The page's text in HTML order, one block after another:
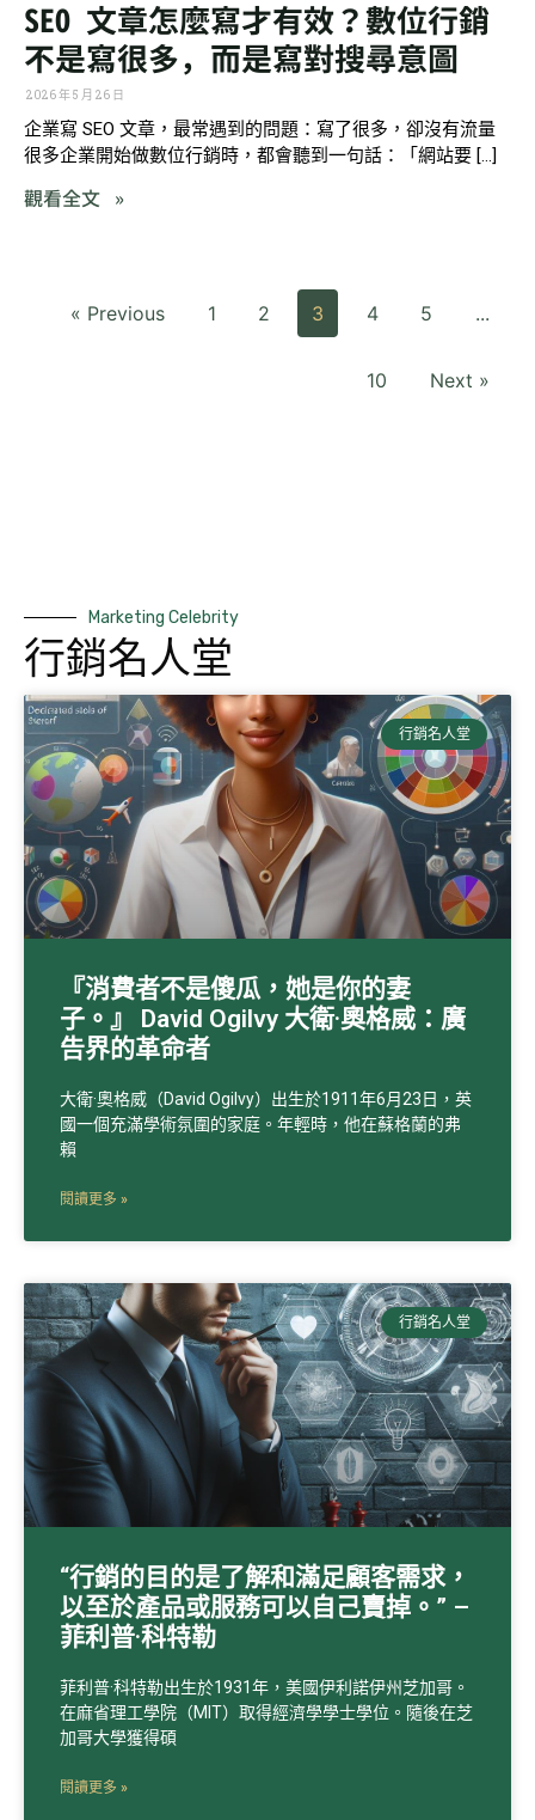
SEO 文章怎麼寫才有效？數位行銷
不是寫很多，而是寫對搜尋意圖
2026 年 5 月 26 日
企業寫 SEO 文章，最常遇到的問題：寫了很多，卻沒有流量
很多企業開始做數位行銷時，都會聽到一句話：「網站要 […]
觀看全文 »
« Previous 1 2 3 4 5 ...
10 Next »
Marketing Celebrity
行銷名人堂
行銷名人堂
『消費者不是傻瓜，她是你的妻
子。』 David Ogilvy 大衛·奧格威：廣
告界的革命者
大衛·奧格威（David Ogilvy）出生於1911年6月23日，英
國一個充滿學術氛圍的家庭。年輕時，他在蘇格蘭的弗
賴
閱讀更多 »
行銷名人堂
“行銷的目的是了解和滿足顧客需求，
以至於產品或服務可以自己賣掉。” –
菲利普·科特勒
菲利普·科特勒出生於1931年，美國伊利諾伊州芝加哥。
在麻省理工學院（MIT）取得經濟學學士學位。隨後在芝
加哥大學獲得碩
閱讀更多 »